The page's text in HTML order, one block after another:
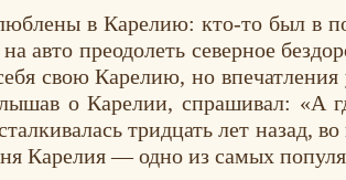
в Карелию: кто-то был в
авто преодолеть северное
свою Карелию, но
о Карелии, спрашивал: «А
тридцать лет
Карелия — одно из самых